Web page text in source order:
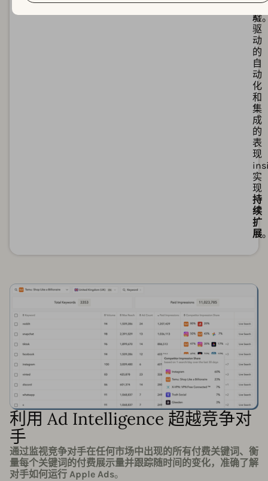
试
验
现
AI
驱
动
的
自
动
化
和
集
成
的
表
现
实
现
持
续
扩
展
利用 Ad Intelligence 超越竞争对
手
通过监视竞争对手在任何市场中出现的所有付费关键词、衡
量每个关键词的付费展示量并跟踪随时间的变化，准确了解
对手如何运行 Apple Ads。